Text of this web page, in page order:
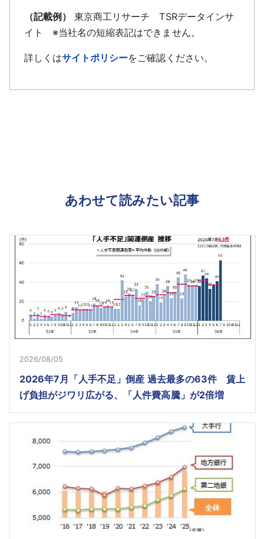
（記載例）
東京商工リサーチ TSRデータインサ
イト ※当社名の短縮表記はできません。
詳しくはサイトポリシーをご確認ください。
あわせて読みたい記事
2026/08/05
2026年7月「人手不足」倒産 過去最多の63件 賃上
げ負担がジワリ広がる、「人件費高騰」が2倍増